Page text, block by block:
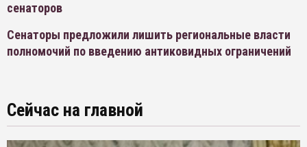
сенаторов
Сенаторы предложили лишить региональные власти
полномочий по введению антиковидных ограничений
Сейчас на главной